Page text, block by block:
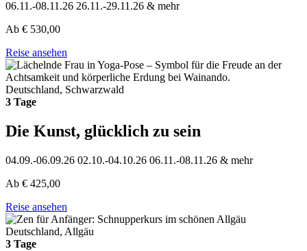
06.11.-08.11.26 26.11.-29.11.26 & mehr
Ab € 530,00
Reise ansehen
Deutschland, Schwarzwald
3 Tage
Die Kunst, glücklich zu sein
04.09.-06.09.26 02.10.-04.10.26 06.11.-08.11.26 & mehr
Ab € 425,00
Reise ansehen
Deutschland, Allgäu
3 Tage